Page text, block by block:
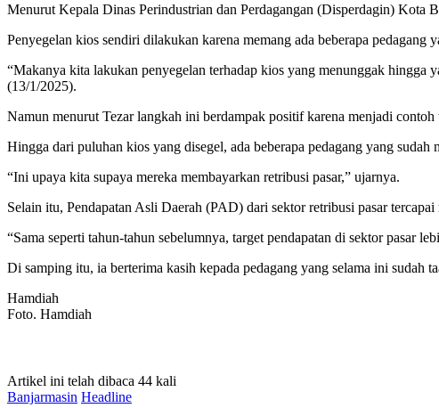
Menurut Kepala Dinas Perindustrian dan Perdagangan (Disperdagin) Kota
Penyegelan kios sendiri dilakukan karena memang ada beberapa pedagang
“Makanya kita lakukan penyegelan terhadap kios yang menunggak hingga
(13/1/2025).
Namun menurut Tezar langkah ini berdampak positif karena menjadi
Hingga dari puluhan kios yang disegel, ada beberapa pedagang yang
“Ini upaya kita supaya mereka membayarkan retribusi pasar,” ujarnya.
Selain itu, Pendapatan Asli Daerah (PAD) dari sektor retribusi pasar
“Sama seperti tahun-tahun sebelumnya, target pendapatan di sektor pasar
Di samping itu, ia berterima kasih kepada pedagang yang selama ini sudah
Hamdiah
Foto. Hamdiah
Artikel ini telah dibaca 44 kali
Banjarmasin Headline